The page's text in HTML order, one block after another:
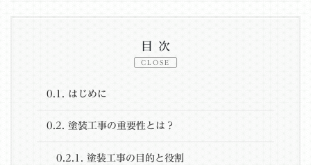
目次
CLOSE
0.1. はじめに
0.2. 塗装工事の重要性とは？
0.2.1. 塗装工事の目的と役割